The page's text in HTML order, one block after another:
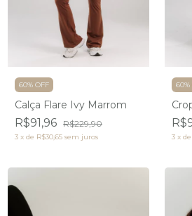
60% OFF
Calça Flare Ivy Marrom
R$91,96 R$229,90
3 x de R$30,65 sem juros
60%
3 x de